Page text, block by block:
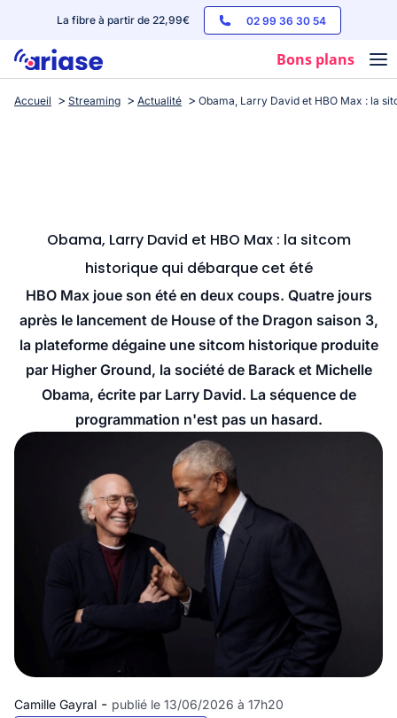
La fibre à partir de 22,99€ 02 99 36 30 54
Bons plans
Box internet
Streaming
Accueil Streaming Actualité Obama, Larry David et HBO Max : la
Obama, Larry David et HBO Max : la sitcom
historique qui débarque cet été
HBO Max joue son été en deux coups. Quatre jours
après le lancement de House of the Dragon saison 3,
la plateforme dégaine une sitcom historique produite
par Higher Ground, la société de Barack et Michelle
Obama, écrite par Larry David. La séquence de
programmation n'est pas un hasard.
Camille Gayral - publié le 13/06/2026 à 17h20